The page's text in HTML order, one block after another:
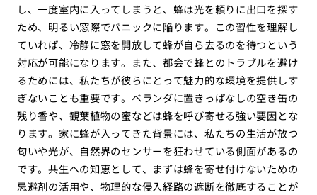
し、一度室内に入ってしまうと、蜂は光を頼りに出口を探す
ため、明るい窓際でパニックに陥ります。この習性を理解し
ていれば、冷静に窓を開放して蜂が自ら去るのを待つという
対応が可能になります。また、都会で蜂とのトラブルを避け
るためには、私たちが彼らにとって魅力的な環境を提供しす
ぎないことも重要です。ベランダに置きっぱなしの空き缶の
残り香や、観葉植物の蜜などは蜂を呼び寄せる強い要因とな
ります。家に蜂が入ってきた背景には、私たちの生活が放つ
匂いや光が、自然界のセンサーを狂わせている側面があるの
です。共生への知恵として、まずは蜂を寄せ付けないための
忌避剤の活用や、物理的な侵入経路の遮断を徹底することが